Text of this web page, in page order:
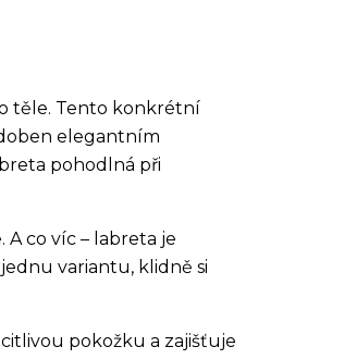
těle. Tento konkrétní
elegantním
pohodlná při
co víc – labreta je
variantu, klidně si
pokožku a zajišťuje